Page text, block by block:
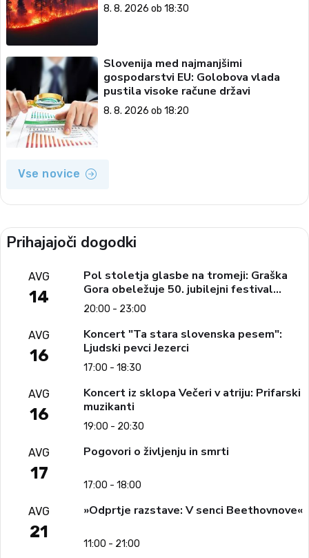
8. 8. 2026 ob 18:30
Slovenija med najmanjšimi
gospodarstvi EU: Golobova vlada
pustila visoke račune državi
8. 8. 2026 ob 18:20
Vse novice
Prihajajoči dogodki
AVG
14
Pol stoletja glasbe na tromeji: Graška
Gora obeležuje 50. jubilejni festival
narodno-zabavne glasbe
20:00 - 23:00
AVG
16
Koncert "Ta stara slovenska pesem":
Ljudski pevci Jezerci
17:00 - 18:30
AVG
16
Koncert iz sklopa Večeri v atriju: Prifarski
muzikanti
19:00 - 20:30
AVG
17
Pogovori o življenju in smrti
17:00 - 18:00
AVG
21
»Odprtje razstave: V senci Beethovnove«
11:00 - 21:00